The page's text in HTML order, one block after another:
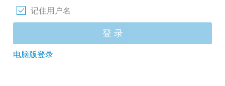
记住用户名
登 录
电脑版登录